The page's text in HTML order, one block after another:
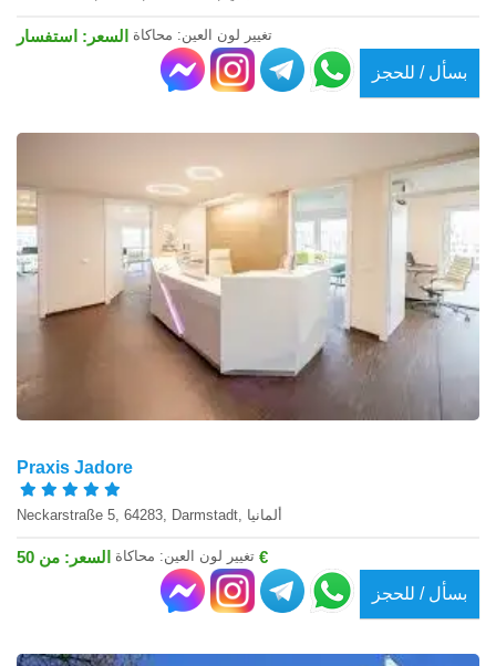
تغيير لون العين: محاكاة
السعر: استفسار
بسأل / للحجز
Praxis Jadore
Neckarstraße 5, 64283, Darmstadt, ألمانيا
تغيير لون العين: محاكاة السعر: من 50 €
بسأل / للحجز